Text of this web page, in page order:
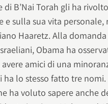
di B’Nai Torah gli ha
e sulla sua vita
Haaretz. Alla
Obama ha
amici di una
ha lo stesso fatto tre nomi.
ha voluto sapere anche